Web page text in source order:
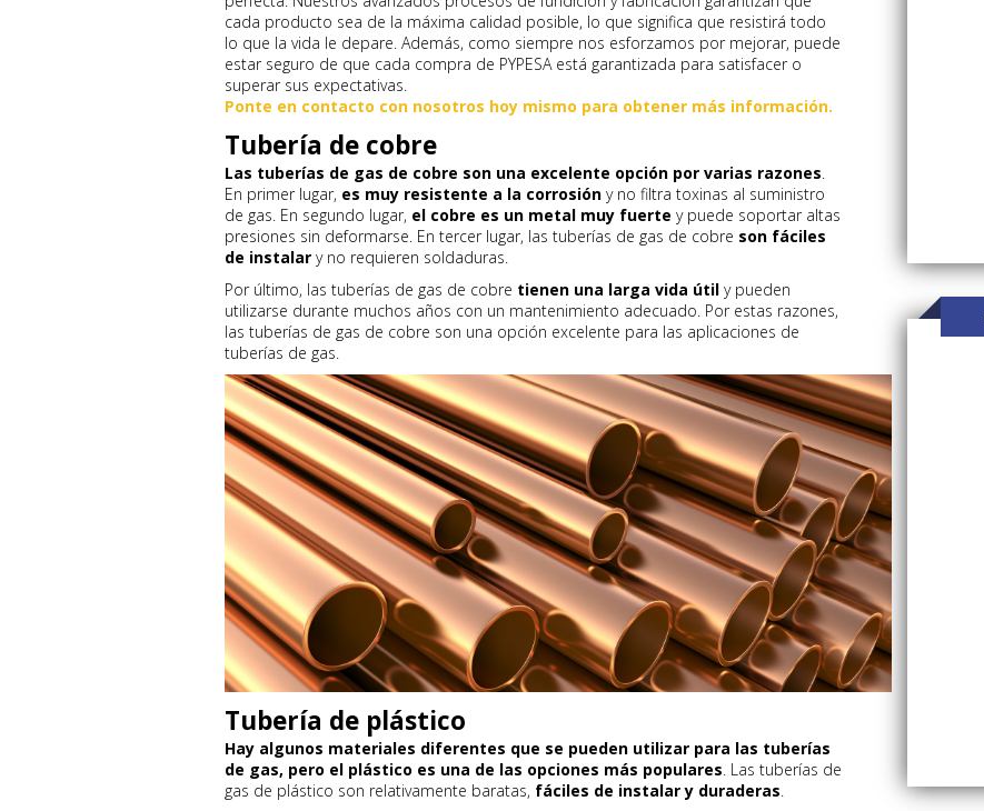
cada producto sea de la máxima calidad posible, lo que significa que resistirá todo
lo que la vida le depare. Además, como siempre nos esforzamos por mejorar, puede
estar seguro de que cada compra de PYPESA está garantizada para satisfacer o
superar sus expectativas.
Ponte en contacto con nosotros hoy mismo para obtener más información.
Tubería de cobre
Las tuberías de gas de cobre son una excelente opción por varias razones.
En primer lugar, es muy resistente a la corrosión y no filtra toxinas al suministro
de gas. En segundo lugar, el cobre es un metal muy fuerte y puede soportar altas
presiones sin deformarse. En tercer lugar, las tuberías de gas de cobre son fáciles
de instalar y no requieren soldaduras.
Por último, las tuberías de gas de cobre tienen una larga vida útil y pueden
utilizarse durante muchos años con un mantenimiento adecuado. Por estas razones,
las tuberías de gas de cobre son una opción excelente para las aplicaciones de
tuberías de gas.
Tubería de plástico
Hay algunos materiales diferentes que se pueden utilizar para las tuberías
de gas, pero el plástico es una de las opciones más populares. Las tuberías de
gas de plástico son relativamente baratas, fáciles de instalar y duraderas.